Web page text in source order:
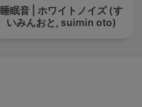
睡眠音 | ホワイトノイズ (す
いみんおと, suimin oto)